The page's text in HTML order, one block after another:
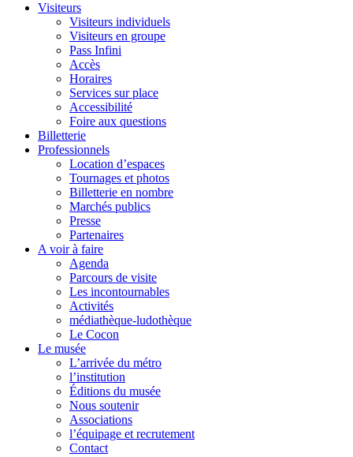
Visiteurs
Visiteurs individuels
Visiteurs en groupe
Pass Infini
Accès
Horaires
Services sur place
Accessibilité
Foire aux questions
Billetterie
Professionnels
Location d’espaces
Tournages et photos
Billetterie en nombre
Marchés publics
Presse
Partenaires
A voir à faire
Agenda
Parcours de visite
Les incontournables
Activités
médiathèque-ludothèque
Le Cocon
Le musée
L’arrivée du métro
l’institution
Éditions du musée
Nous soutenir
Associations
l’équipage et recrutement
Contact